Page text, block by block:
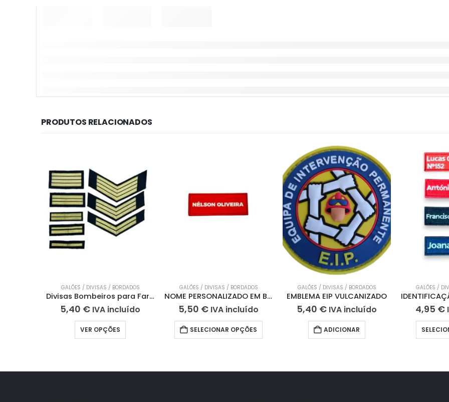
PRODUTOS RELACIONADOS
GALÕES / DIVISAS / BORDADOS
Divisas Bombeiros para Farda nº1
5,40 € IVA incluído
VER OPÇÕES
GALÕES / DIVISAS / BORDADOS
NOME PERSONALIZADO EM BORRACHA
5,50 € IVA incluído
SELECIONAR OPÇÕES
GALÕES / DIVISAS / BORDADOS
EMBLEMA EIP VULCANIZADO
5,40 € IVA incluído
ADICIONAR
GALÕES /
4,95 €